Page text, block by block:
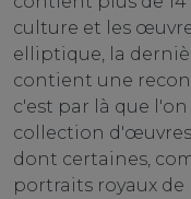
culture et les
elliptique, la
contient une
c'est par là que
collection
dont certaines,
portraits royaux de